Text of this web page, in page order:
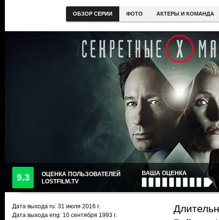
ОБЗОР СЕРИИ ФОТО АКТЕРЫ И КОМАНДА
9.3
ОЦЕНКА ПОЛЬЗОВАТЕЛЕЙ
LOSTFILM.TV
ВАША ОЦЕНКА
Дата выхода ru: 31 июля 2016 г.
Дата выхода eng: 10 сентября 1993 г.